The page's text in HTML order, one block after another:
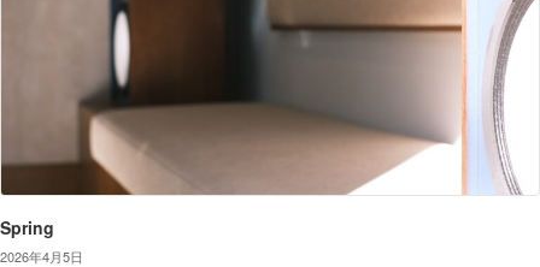
Spring
2026年4月5日